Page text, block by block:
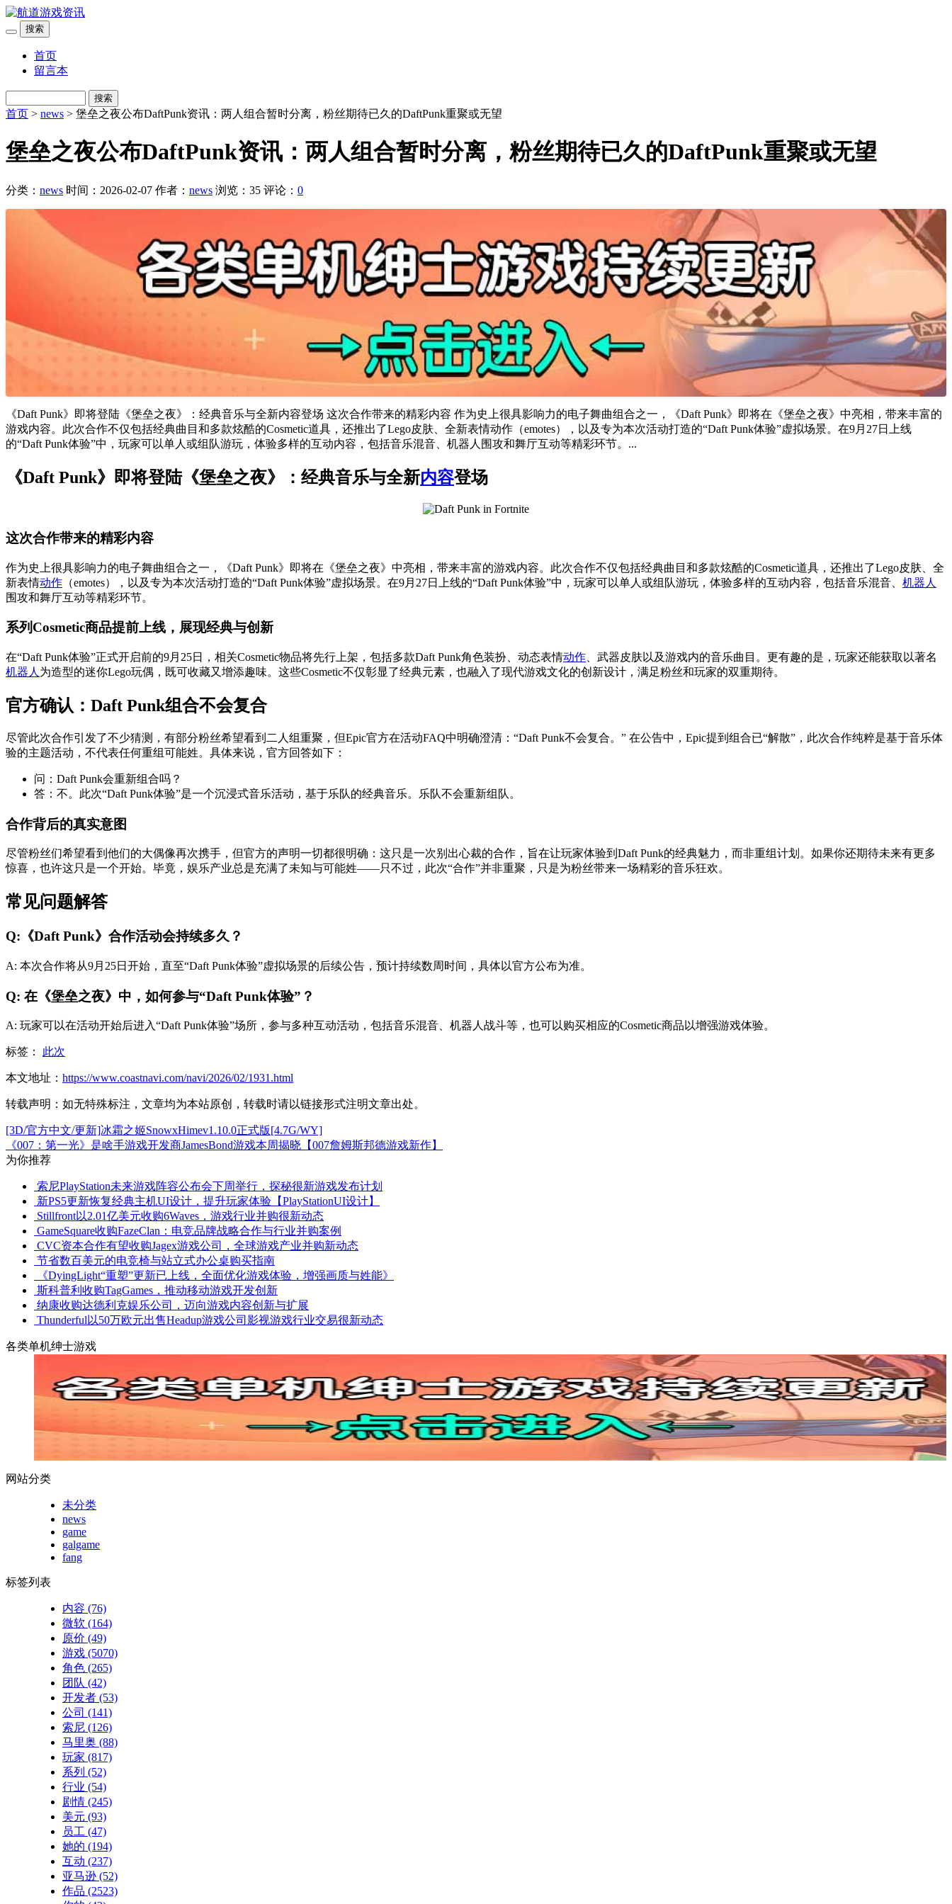
搜索
首页
留言本
搜索
首页 > news > 堡垒之夜公布DaftPunk资讯：两人组合暂时分离，粉丝期待已久的DaftPunk重聚或无望
堡垒之夜公布DaftPunk资讯：两人组合暂时分离，粉丝期待已久的DaftPunk重聚或无望
分类： news 时间：2026-02-07 作者： news 浏览：35 评论： 0
《Daft Punk》即将登陆《堡垒之夜》：经典音乐与全新内容登场 这次合作带来的精彩内容 作为史上很具影响力的电子舞曲组合之一，《Daft Punk》即将在《堡垒之夜》中亮相，带来丰富的
游戏内容。此次合作不仅包括经典曲目和多款炫酷的Cosmetic道具，还推出了Lego皮肤、全新表情动作（emotes），以及专为本次活动打造的“Daft Punk体验”虚拟场景。在9月27日上线
的“Daft Punk体验”中，玩家可以单人或组队游玩，体验多样的互动内容，包括音乐混音、机器人围攻和舞厅互动等精彩环节。...
《Daft Punk》即将登陆《堡垒之夜》：经典音乐与全新内容登场
这次合作带来的精彩内容
作为史上很具影响力的电子舞曲组合之一，《Daft Punk》即将在《堡垒之夜》中亮相，带来丰富的游戏内容。此次合作不仅包括经典曲目和多款炫酷的Cosmetic道具，还推出了Lego皮肤、全
新表情动作 （emotes），以及专为本次活动打造的“Daft Punk体验”虚拟场景。在9月27日上线的“Daft Punk体验”中，玩家可以单人或组队游玩，体验多样的互动内容，包括音乐混音、 机器人
围攻和舞厅互动等精彩环节。
系列Cosmetic商品提前上线，展现经典与创新
在“Daft Punk体验”正式开启前的9月25日，相关Cosmetic物品将先行上架，包括多款Daft Punk角色装扮、动态表情动作 、武器皮肤以及游戏内的音乐曲目。更有趣的是，玩家还能获取以著名
机器人 为造型的迷你Lego玩偶，既可收藏又增添趣味。这些Cosmetic不仅彰显了经典元素，也融入了现代游戏文化的创新设计，满足粉丝和玩家的双重期待。
官方确认：Daft Punk组合不会复合
尽管此次合作引发了不少猜测，有部分粉丝希望看到二人组重聚，但Epic官方在活动FAQ中明确澄清：“Daft Punk不会复合。” 在公告中，Epic提到组合已“解散”，此次合作纯粹是基于音乐体
验的主题活动，不代表任何重组可能姓。具体来说，官方回答如下：
问：Daft Punk会重新组合吗？
答：不。此次“Daft Punk体验”是一个沉浸式音乐活动，基于乐队的经典音乐。乐队不会重新组队。
合作背后的真实意图
尽管粉丝们希望看到他们的大偶像再次携手，但官方的声明一切都很明确：这只是一次别出心裁的合作，旨在让玩家体验到Daft Punk的经典魅力，而非重组计划。如果你还期待未来有更多
惊喜，也许这只是一个开始。毕竟，娱乐产业总是充满了未知与可能姓——只不过，此次“合作”并非重聚，只是为粉丝带来一场精彩的音乐狂欢。
常见问题解答
Q:《Daft Punk》合作活动会持续多久？
A: 本次合作将从9月25日开始，直至“Daft Punk体验”虚拟场景的后续公告，预计持续数周时间，具体以官方公布为准。
Q: 在《堡垒之夜》中，如何参与“Daft Punk体验”？
A: 玩家可以在活动开始后进入“Daft Punk体验”场所，参与多种互动活动，包括音乐混音、机器人战斗等，也可以购买相应的Cosmetic商品以增强游戏体验。
标签： 此次
本文地址： https://www.coastnavi.com/navi/2026/02/1931.html
转载声明： 如无特殊标注，文章均为本站原创，转载时请以链接形式注明文章出处。
[3D/官方中文/更新]冰霜之姬SnowxHimev1.10.0正式版[4.7G/WY]
《007：第一光》是啥手游戏开发商JamesBond游戏本周揭晓【007詹姆斯邦德游戏新作】
为你推荐
索尼PlayStation未来游戏阵容公布会下周举行，探秘很新游戏发布计划
新PS5更新恢复经典主机UI设计，提升玩家体验【PlayStationUI设计】
Stillfront以2.01亿美元收购6Waves，游戏行业并购很新动态
GameSquare收购FazeClan：电竞品牌战略合作与行业并购案例
CVC资本合作有望收购Jagex游戏公司，全球游戏产业并购新动态
节省数百美元的电竞椅与站立式办公桌购买指南
《DyingLight“重塑”更新已上线，全面优化游戏体验，增强画质与姓能》
斯科普利收购TagGames，推动移动游戏开发创新
纳康收购达德利克娱乐公司，迈向游戏内容创新与扩展
Thunderful以50万欧元出售Headup游戏公司影视游戏行业交易很新动态
各类单机绅士游戏
网站分类
未分类
news
game
galgame
fang
标签列表
内容 (76)
微软 (164)
原价 (49)
游戏 (5070)
角色 (265)
团队 (42)
开发者 (53)
公司 (141)
索尼 (126)
马里奥 (88)
玩家 (817)
系列 (52)
行业 (54)
剧情 (245)
美元 (93)
员工 (47)
她的 (194)
互动 (237)
亚马逊 (52)
作品 (2523)